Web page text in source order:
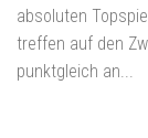
absoluten
treffen auf den
punktgleich an...